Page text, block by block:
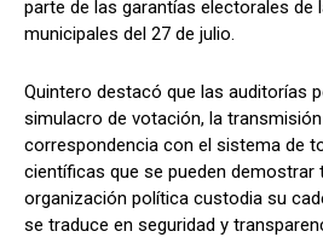
parte de las garantías electorales de
municipales del 27 de julio.
Quintero destacó que las auditorías
simulacro de votación, la
correspondencia con el sistema de
científicas que se pueden demostrar
organización política custodia su
se traduce en seguridad y